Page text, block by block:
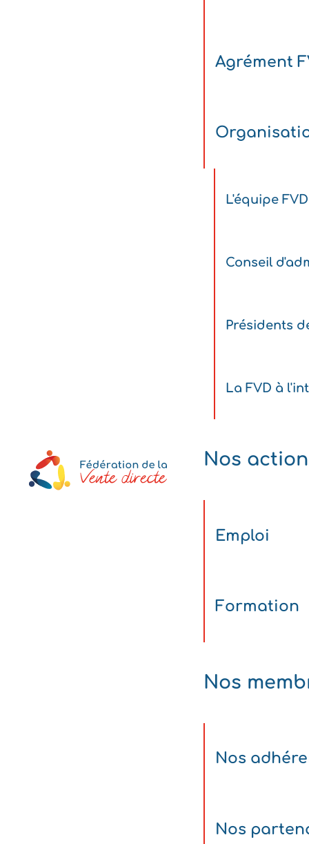
Agrément
L'équipe FVD
Conseil
Présidents
La FVD à
Nos
Emploi
Formation
Nos
Nos
Nos